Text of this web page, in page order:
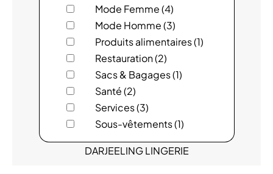
BIJOUTERIE BENOIT STOVEN
CHIC ET CHOC
CIG-ECO
CLEOR BIJOUTERIE
COOK'S
DARJEELING LINGERIE
Mode Femme (4)
Mode Homme (3)
Produits alimentaires (1)
Restauration (2)
Sacs & Bagages (1)
Santé (2)
Services (3)
Sous-vêtements (1)